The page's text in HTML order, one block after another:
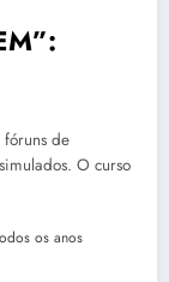
de
O curso
os anos